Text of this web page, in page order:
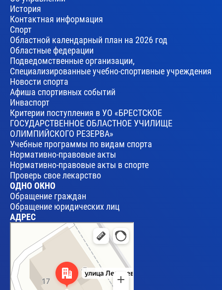
История
Контактная информация
Спорт
Областной календарный план на 2026 год
Областные федерации
Подведомственные организации,
Специализированные учебно-спортивные учреждения
Новости спорта
Афиша спортивных событий
Инваспорт
Критерии поступления в УО «БРЕСТСКОЕ
ГОСУДАРСТВЕННОЕ ОБЛАСТНОЕ УЧИЛИЩЕ
ОЛИМПИЙСКОГО РЕЗЕРВА»
Учебные программы по видам спорта
Нормативно-правовые акты
Нормативно-правовые акты в спорте
Проверь свое лекарство
ОДНО ОКНО
Обращение граждан
Обращение юридических лиц
АДРЕС
Брест
Улица Леваневского, 17 — Яндекс Карты